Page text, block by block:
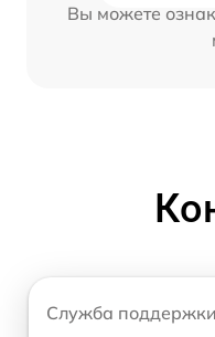
Вы можете
Служба поддержки